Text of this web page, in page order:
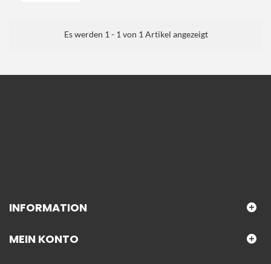
Es werden 1 - 1 von 1 Artikel angezeigt
INFORMATION
MEIN KONTO